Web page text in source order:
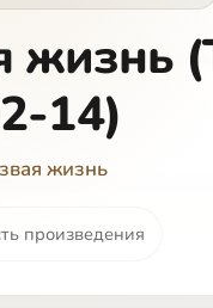
жизнь
14)
жизнь
произведения